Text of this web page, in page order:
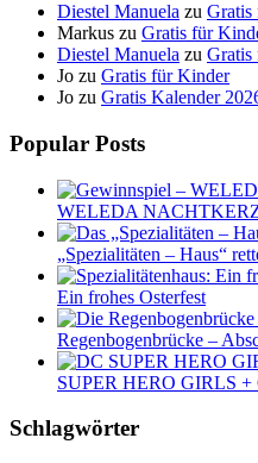
Diestel Manuela zu Gratis
Markus zu Gratis für
Diestel Manuela zu Gratis
Jo zu Gratis für Kinder
Jo zu Gratis Kalender
Popular Posts
WELEDA
„Spezialitäten – Haus“
Ein frohes Osterfest
Regenbogenbrücke –
SUPER HERO GIRLS +
Schlagwörter